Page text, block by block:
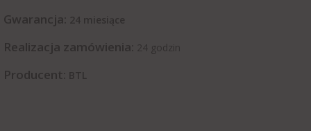
Gwarancja: 24 miesiące
Realizacja zamówienia: 24 godzin
Producent: BTL